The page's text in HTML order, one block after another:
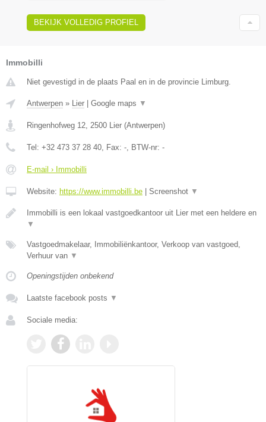
BEKIJK VOLLEDIG PROFIEL
Immobilli
Niet gevestigd in de plaats Paal en in de provincie Limburg.
Antwerpen » Lier Google maps ▼
Ringenhofweg 12, 2500 Lier (Antwerpen)
Tel: +32 473 37 28 40, Fax: -, BTW-nr: -
E-mail › Immobilli
Website: https://www.immobilli.be Screenshot ▼
Immobilli is een lokaal vastgoedkantoor uit Lier met een heldere en
▼
Vastgoedmakelaar, Immobiliënkantoor, Verkoop van vastgoed,
Verhuur van ▼
Openingstijden onbekend
Laatste facebook posts ▼
Sociale media: